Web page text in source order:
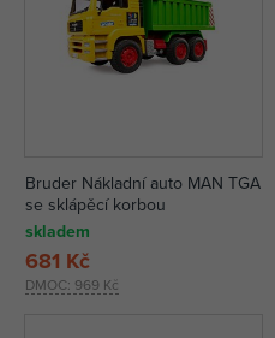
Bruder Nákladní auto MAN TGA
se sklápěcí korbou
skladem
DMOC: 969 Kč
681 Kč